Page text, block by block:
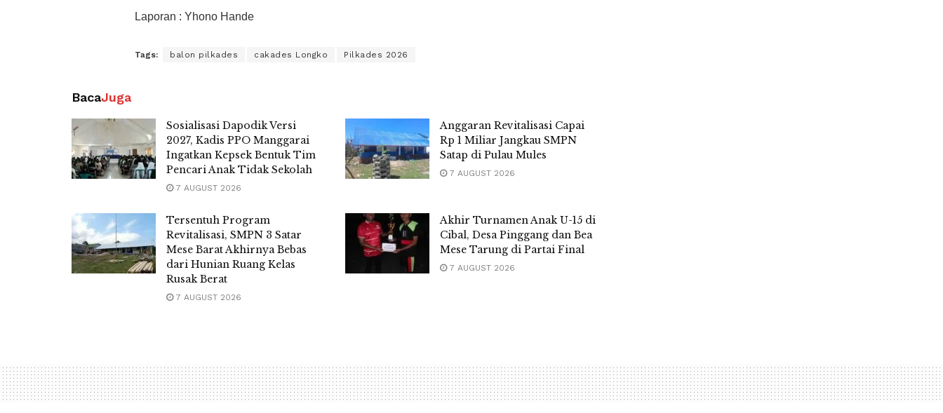
Laporan : Yhono Hande
Tags: balon pilkades cakades Longko Pilkades 2026
BacaJuga
Sosialisasi Dapodik Versi
2027, Kadis PPO Manggarai
Ingatkan Kepsek Bentuk Tim
Pencari Anak Tidak Sekolah
7 AUGUST 2026
Anggaran Revitalisasi Capai
Rp 1 Miliar Jangkau SMPN
Satap di Pulau Mules
7 AUGUST 2026
Tersentuh Program
Revitalisasi, SMPN 3 Satar
Mese Barat Akhirnya Bebas
dari Hunian Ruang Kelas
Rusak Berat
7 AUGUST 2026
Akhir Turnamen Anak U-15 di
Cibal, Desa Pinggang dan Bea
Mese Tarung di Partai Final
7 AUGUST 2026